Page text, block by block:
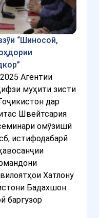
“Шиносоӣ,
Агентии
муҳити зисти
дар
Швейтсария
омӯзишӣ
истифодабарӣ
Хатлону
Бадахшон
баргузор